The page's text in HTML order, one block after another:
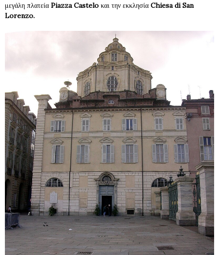
μεγάλη πλατεία Piazza Castelo και την εκκλησία Chiesa di San
Lorenzo.